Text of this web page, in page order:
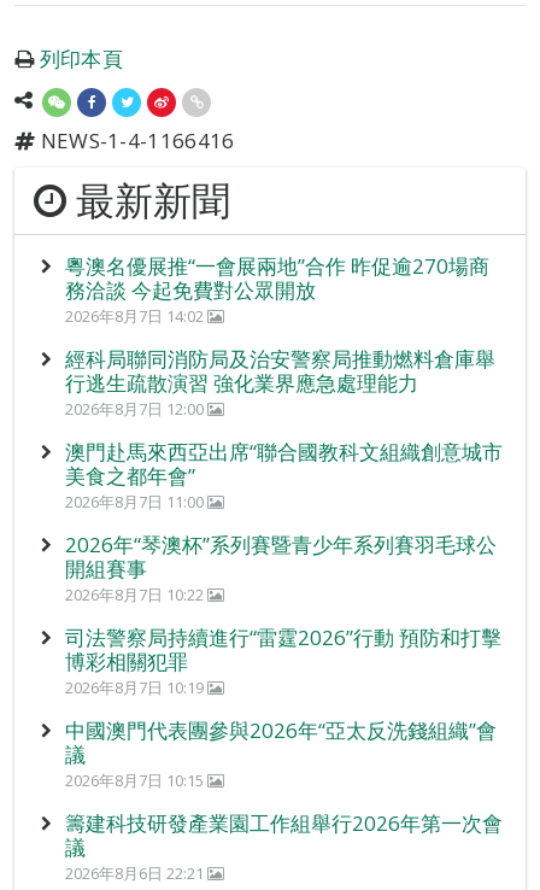
列印本頁
NEWS-1-4-1166416
最新新聞
粵澳名優展推“一會展兩地”合作 昨促逾270場商
務洽談 今起免費對公眾開放
2026年8月7日 14:02
經科局聯同消防局及治安警察局推動燃料倉庫舉
行逃生疏散演習 強化業界應急處理能力
2026年8月7日 12:00
澳門赴馬來西亞出席“聯合國教科文組織創意城市
美食之都年會”
2026年8月7日 11:00
2026年“琴澳杯”系列賽暨青少年系列賽羽毛球公
開組賽事
2026年8月7日 10:22
司法警察局持續進行“雷霆2026”行動 預防和打擊
博彩相關犯罪
2026年8月7日 10:19
中國澳門代表團參與2026年“亞太反洗錢組織”會
議
2026年8月7日 10:15
籌建科技研發產業園工作組舉行2026年第一次會
議
2026年8月6日 22:21